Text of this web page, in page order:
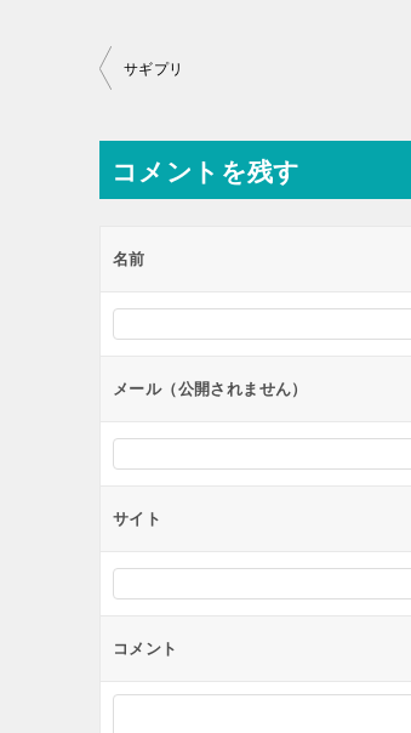
投
ナ
ビ
ー
ョ
ン
サギプリ
コメントを残す
名前
メール（公開されません）
サイト
コメント